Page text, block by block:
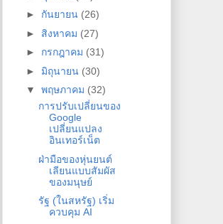
► กันยายน (26)
► สิงหาคม (27)
► กรกฎาคม (31)
► มิถุนายน (30)
▼ พฤษภาคม (32)
การปรับเปลี่ยนของ
Google
เปลี่ยนแปลง
อินเทอร์เน็ต
ฝ่ามือของหุ่นยนต์
เลียนแบบสัมผัส
ของมนุษย์
รัฐ (ในสหรัฐ) เริ่ม
ควบคุม AI